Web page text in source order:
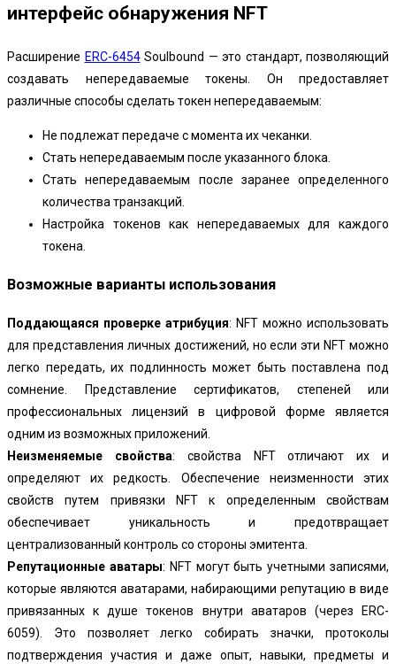
интерфейс обнаружения NFT
Расширение ERC-6454Soulbound — это стандарт, позволяющий
создавать непередаваемые токены. Он предоставляет
различные способы сделать токен непередаваемым:
Не подлежат передаче с момента их чеканки.
Стать непередаваемым после указанного блока.
Стать непередаваемым после заранее определенного
количества транзакций.
Настройка токенов как непередаваемых для каждого
токена.
Возможные варианты использования
Поддающаяся проверке атрибуция: NFT можно использовать
для представления личных достижений, но если эти NFT можно
легко передать, их подлинность может быть поставлена ​​под
сомнение. Представление сертификатов, степеней или
профессиональных лицензий в цифровой форме является
одним из возможных приложений.
Неизменяемые свойства: свойства NFT отличают их и
определяют их редкость. Обеспечение неизменности этих
свойств путем привязки NFT к определенным свойствам
обеспечивает уникальность и предотвращает
централизованный контроль со стороны эмитента.
Репутационные аватары: NFT могут быть учетными записями,
которые являются аватарами, набирающими репутацию в виде
привязанных к душе токенов внутри аватаров (через ERC-
6059). Это позволяет легко собирать значки, протоколы
подтверждения участия и даже опыт, навыки, предметы и